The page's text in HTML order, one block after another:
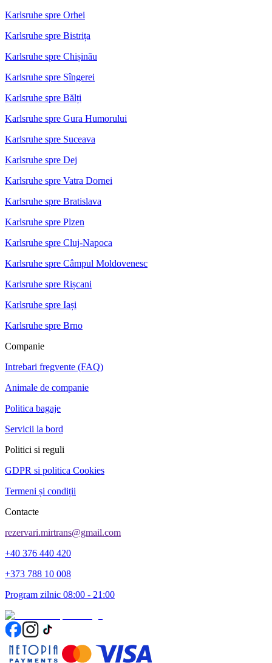
Karlsruhe spre Orhei
Karlsruhe spre Bistrița
Karlsruhe spre Chișinău
Karlsruhe spre Sîngerei
Karlsruhe spre Bălți
Karlsruhe spre Gura Humorului
Karlsruhe spre Suceava
Karlsruhe spre Dej
Karlsruhe spre Vatra Dornei
Karlsruhe spre Bratislava
Karlsruhe spre Plzen
Karlsruhe spre Cluj-Napoca
Karlsruhe spre Câmpul Moldovenesc
Karlsruhe spre Rișcani
Karlsruhe spre Iași
Karlsruhe spre Brno
Companie
Intrebari fregvente (FAQ)
Animale de companie
Politica bagaje
Servicii la bord
Politici si reguli
GDPR si politica Cookies
Termeni și condiții
Contacte
rezervari.mirtrans@gmail.com
+40 376 440 420
+373 788 10 008
Program zilnic 08:00 - 21:00